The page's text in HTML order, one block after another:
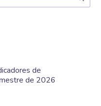
de
de 2026